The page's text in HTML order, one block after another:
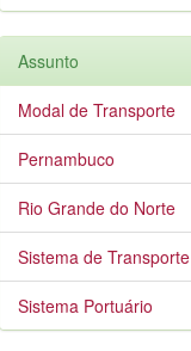
Assunto
Modal de Transporte
Pernambuco
Rio Grande do Norte
Sistema de Transporte
Sistema Portuário